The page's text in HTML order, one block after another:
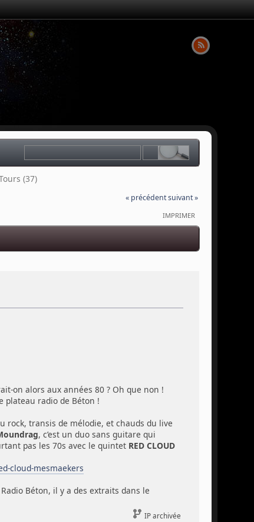
(37)
« précédentsuivant »
IMPRIMER
on alors aux années 80 ? Oh que non !
plateau radio de Béton !
transis de mélodie, et chauds du live
, c’est un duo sans guitare qui
pas les 70s avec le quintet RED CLOUD
cloud-mesmaekers
Béton, il y a des extraits dans le
IP archivée